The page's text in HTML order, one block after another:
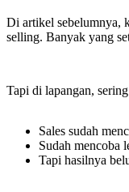
Di artikel sebelumnya,
selling. Banyak yang
Tapi di lapangan,
Sales sudah
Sudah mencoba
Tapi hasilnya